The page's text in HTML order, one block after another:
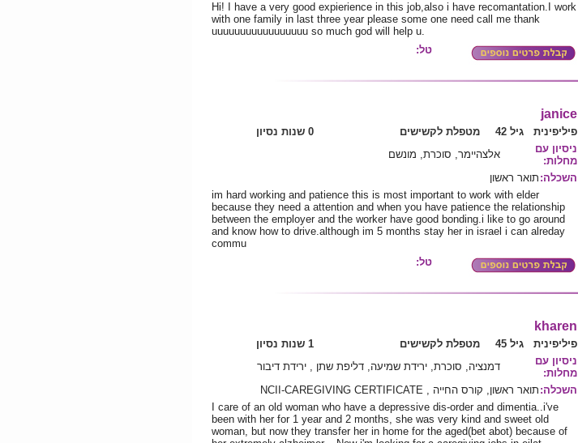
Hi! I have a very good expierience in this job,also i have recomantation.I work
with one family in last three year please some one need call me thank
uuuuuuuuuuuuuuuuu so much god will help u.
טל:
janice
פיליפינית גיל 42 מטפלת לקשישים
0 שנות נסיון
ניסיון עם
מחלות:
אלצהיימר, סוכרת, מונשם
השכלה: תואר ראשון
im hard working and patience this is most important to work with elder
because they need a attention and when you have patience the relationship
between the employer and the worker have good bonding.i like to go around
and know how to drive.although im 5 months stay her in israel i can alreday
commu
טל:
kharen
פיליפינית גיל 45 מטפלת לקשישים
1 שנות נסיון
ניסיון עם
מחלות:
דמנציה, סוכרת, ירידת שמיעה, דליפת שתן , ירידת דיבור
השכלה: תואר ראשון, קורס החייה , NCII-CAREGIVING CERTIFICATE
I care of an old woman who have a depressive dis-order and dimentia..i've
been with her for 1 year and 2 months, she was very kind and sweet old
woman, but now they transfer her in home for the aged(bet abot) because of